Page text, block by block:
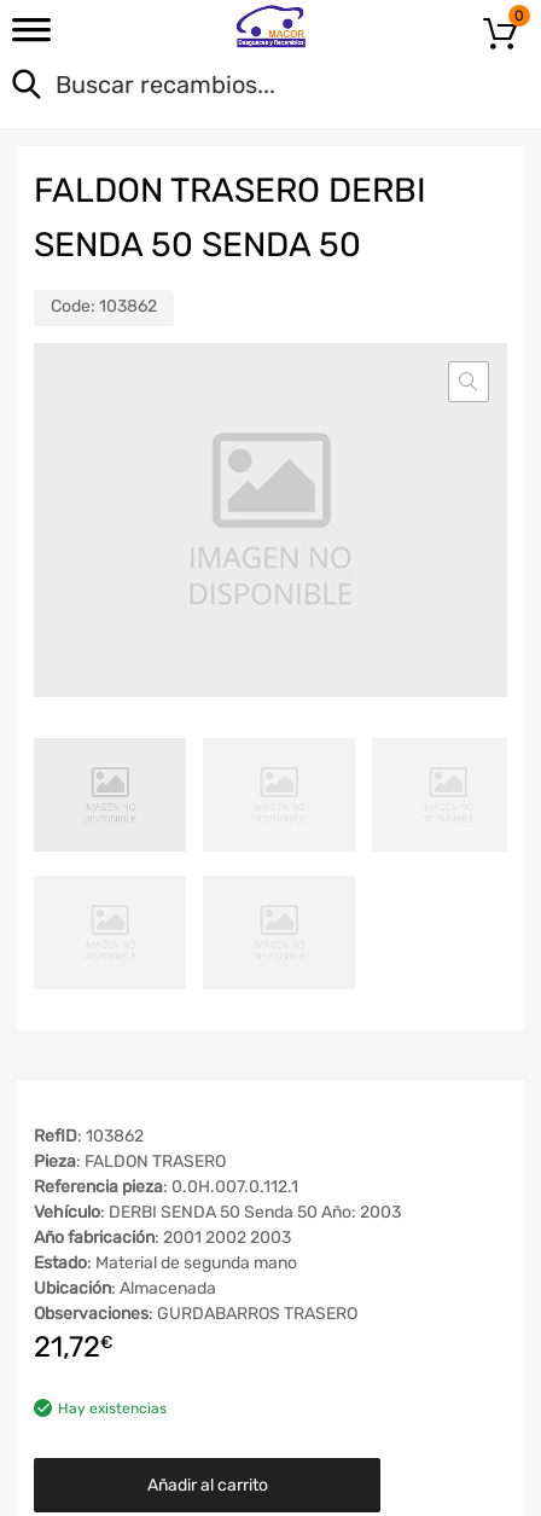
0
FALDON TRASERO DERBI
SENDA 50 SENDA 50
Code: 103862
RefID: 103862
Pieza: FALDON TRASERO
Referencia pieza: 0.0H.007.0.112.1
Vehículo: DERBI SENDA 50 Senda 50 Año: 2003
Año fabricación: 2001 2002 2003
Estado: Material de segunda mano
Ubicación: Almacenada
Observaciones: GURDABARROS TRASERO
21,72€
Hay existencias
Añadir al carrito